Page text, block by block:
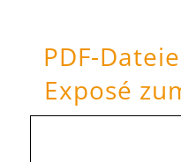
PDF-
Exposé